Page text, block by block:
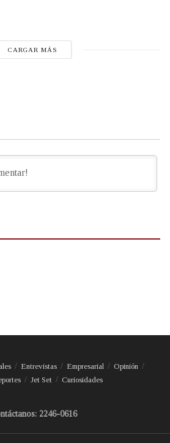
CARGAR MÁS
Entrevistas Empresarial
Opinión
Jet Set Curiosidades
2246-0616